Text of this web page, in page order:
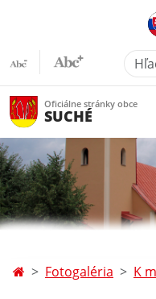
Oficiálne stránky obce
SUCHÉ
Fotogaléria K